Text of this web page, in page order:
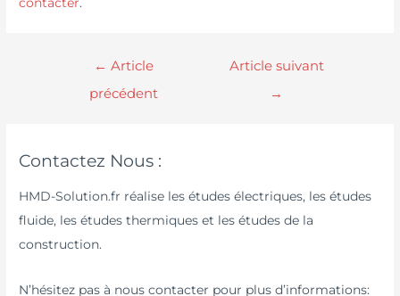
← Article
précédent
Article suivant
→
Contactez Nous :
HMD-Solution.fr réalise les études électriques, les études
fluide, les études thermiques et les études de la
construction.
N’hésitez pas à nous contacter pour plus d’informations: